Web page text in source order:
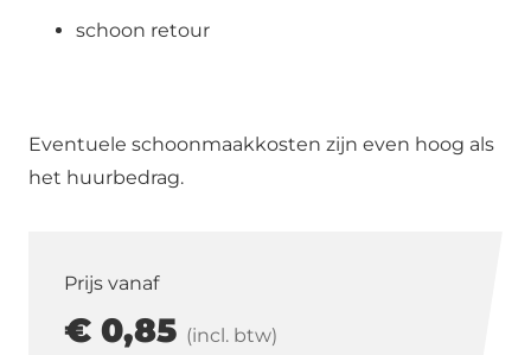
schoon retour
Eventuele schoonmaakkosten zijn even hoog als
het huurbedrag.
Prijs vanaf
€ 0,85 (incl. btw)